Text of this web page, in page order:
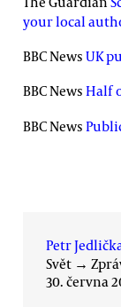
your local
BBC News UK
BBC News Half
BBC News
Petr
Svět →
30. června